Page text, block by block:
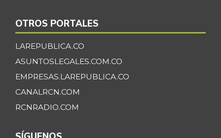
OTROS PORTALES
LAREPUBLICA.CO
ASUNTOSLEGALES.COM.CO
EMPRESAS.LAREPUBLICA.CO
CANALRCN.COM
RCNRADIO.COM